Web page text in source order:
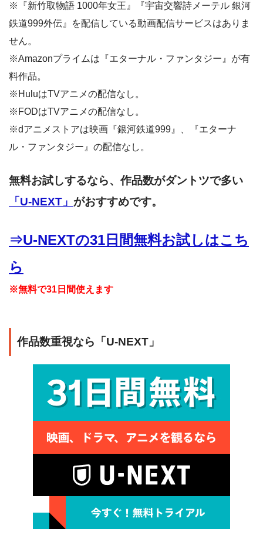
※『新竹取物語 1000年女王』『宇宙交響詩メーテル 銀河
鉄道999外伝』を配信している動画配信サービスはありま
せん。
※Amazonプライムは『エターナル・ファンタジー』が有
料作品。
※HuluはTVアニメの配信なし。
※FODはTVアニメの配信なし。
※dアニメストアは映画『銀河鉄道999』、『エターナ
ル・ファンタジー』の配信なし。
無料お試しするなら、作品数がダントツで多い
「U-NEXT」 がおすすめです。
⇒U-NEXTの31日間無料お試しはこち
ら
※無料で31日間使えます
作品数重視なら「U-NEXT」